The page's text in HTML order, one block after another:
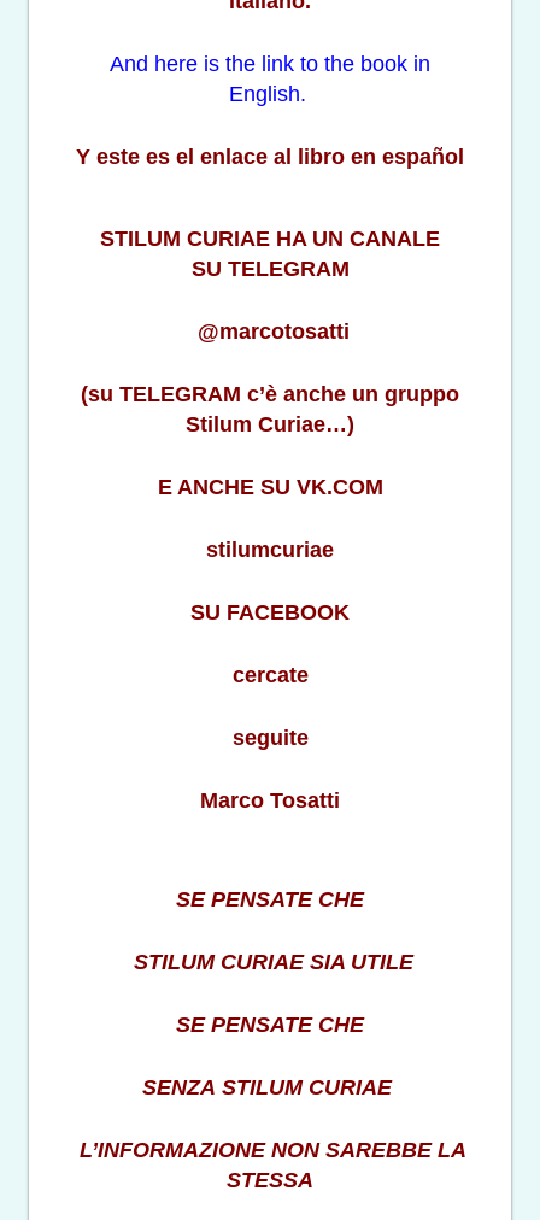
And here is the link to the book in
English.
Y este es el enlace al libro en español
STILUM CURIAE HA UN CANALE
SU TELEGRAM
@marcotosatti
(su TELEGRAM c’è anche un gruppo
Stilum Curiae…)
E ANCHE SU VK.COM
stilumcuriae
SU FACEBOOK
cercate
seguite
Marco Tosatti
SE PENSATE CHE
STILUM CURIAE SIA UTILE
SE PENSATE CHE
SENZA STILUM CURIAE
L’INFORMAZIONE NON SAREBBE LA
STESSA